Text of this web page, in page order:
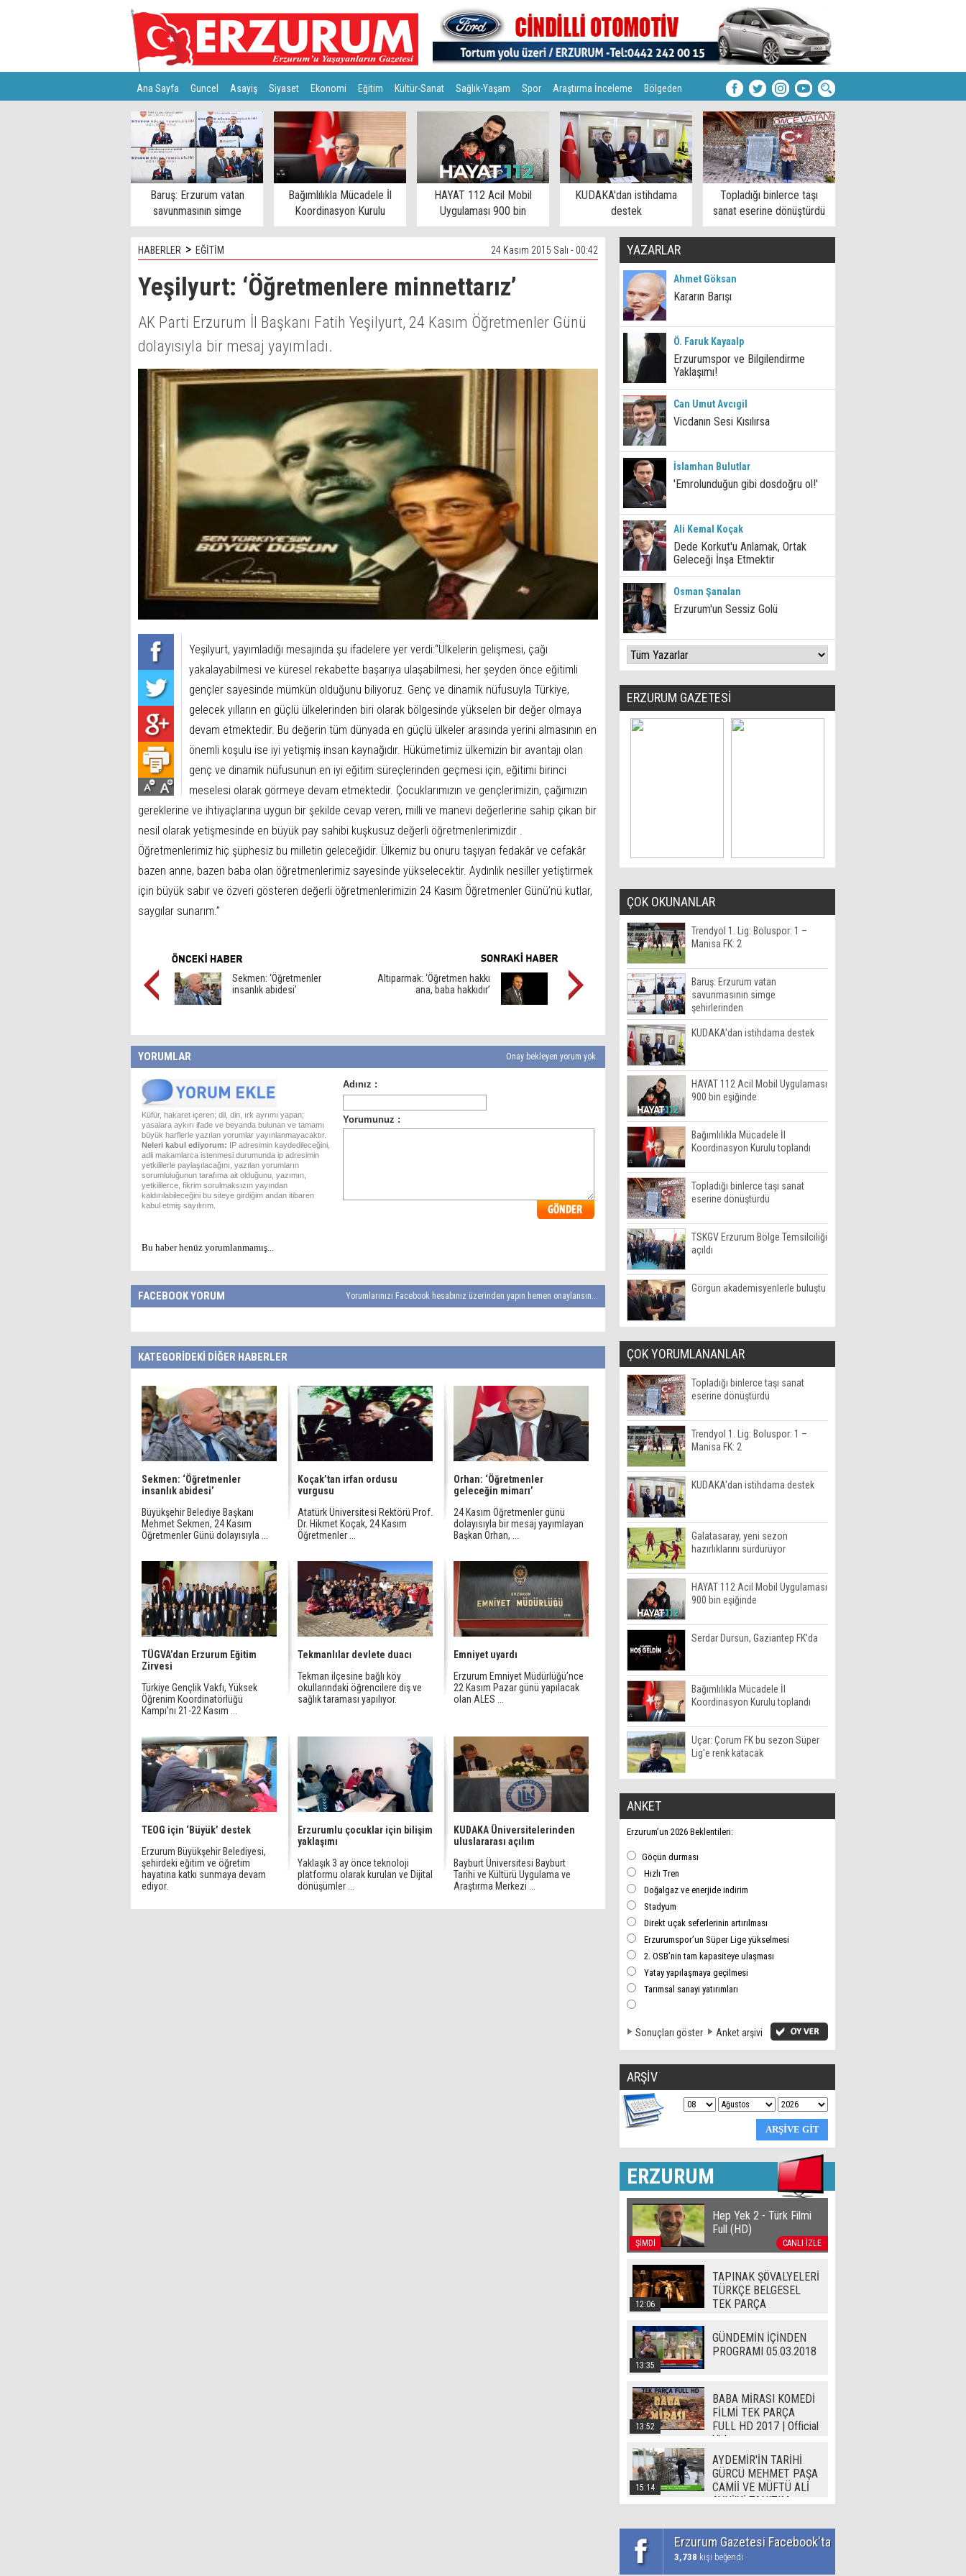
Ana Sayfa Guncel Asayiş Siyaset Ekonomi Eğitim Kültür-Sanat Sağlık-Yaşam Spor Araştırma İnceleme Bölgeden
Türkiye Teknoloji
Baruş: Erzurum vatan
savunmasının simge
şehirlerinden
Bağımlılıkla Mücadele İl
Koordinasyon Kurulu
toplandı
HAYAT 112 Acil Mobil
Uygulaması 900 bin
eşiğinde
KUDAKA'dan istihdama
destek
Topladığı binlerce taşı
sanat eserine dönüştürdü
HABERLER > EĞİTİM 24 Kasım 2015 Salı - 00:42
Yeşilyurt: ‘Öğretmenlere minnettarız’
AK Parti Erzurum İl Başkanı Fatih Yeşilyurt, 24 Kasım Öğretmenler Günü
dolayısıyla bir mesaj yayımladı.
Yeşilyurt, yayımladığı mesajında şu ifadelere yer verdi:“Ülkelerin gelişmesi, çağı
yakalayabilmesi ve küresel rekabette başarıya ulaşabilmesi, her şeyden önce eğitimli
gençler sayesinde mümkün olduğunu biliyoruz. Genç ve dinamik nüfusuyla Türkiye,
gelecek yılların en güçlü ülkelerinden biri olarak bölgesinde yükselen bir değer olmaya
devam etmektedir. Bu değerin tüm dünyada en güçlü ülkeler arasında yerini almasının en
önemli koşulu ise iyi yetişmiş insan kaynağıdır. Hükümetimiz ülkemizin bir avantajı olan
genç ve dinamik nüfusunun en iyi eğitim süreçlerinden geçmesi için, eğitimi birinci
meselesi olarak görmeye devam etmektedir. Çocuklarımızın ve gençlerimizin, çağımızın
gereklerine ve ihtiyaçlarına uygun bir şekilde cevap veren, milli ve manevi değerlerine sahip çıkan bir
nesil olarak yetişmesinde en büyük pay sahibi kuşkusuz değerli öğretmenlerimizdir .
Öğretmenlerimiz hiç şüphesiz bu milletin geleceğidir. Ülkemiz bu onuru taşıyan fedakâr ve cefakâr
bazen anne, bazen baba olan öğretmenlerimiz sayesinde yükselecektir. Aydınlık nesiller yetiştirmek
için büyük sabır ve özveri gösteren değerli öğretmenlerimizin 24 Kasım Öğretmenler Günü’nü kutlar,
saygılar sunarım.”
Sekmen: ‘Öğretmenler
insanlık abidesi’
Altıparmak: ‘Öğretmen hakkı
ana, baba hakkıdır’
YORUMLAR Onay bekleyen yorum yok.
Küfür, hakaret içeren; dil, din, ırk ayrımı yapan;
yasalara aykırı ifade ve beyanda bulunan ve tamamı
büyük harflerle yazılan yorumlar yayınlanmayacaktır.
Neleri kabul ediyorum: IP adresimin kaydedileceğini,
adli makamlarca istenmesi durumunda ip adresimin
yetkililerle paylaşılacağını, yazılan yorumların
sorumluluğunun tarafıma ait olduğunu, yazımın,
yetkililerce, fikrim sorulmaksızın yayından
kaldırılabileceğini bu siteye girdiğim andan itibaren
kabul etmiş sayılırım.
Bu haber henüz yorumlanmamış...
FACEBOOK YORUM Yorumlarınızı Facebook hesabınız üzerinden yapın hemen onaylansın...
KATEGORİDEKİ DİĞER HABERLER
Sekmen: ‘Öğretmenler
insanlık abidesi’
Büyükşehir Belediye Başkanı
Mehmet Sekmen, 24 Kasım
Öğretmenler Günü dolayısıyla ...
Koçak’tan irfan ordusu
vurgusu
Atatürk Üniversitesi Rektörü Prof.
Dr. Hikmet Koçak, 24 Kasım
Öğretmenler ...
Orhan: ‘Öğretmenler
geleceğin mimarı’
24 Kasım Öğretmenler günü
dolayısıyla bir mesaj yayımlayan
Başkan Orhan, ...
TÜGVA’dan Erzurum Eğitim
Zirvesi
Türkiye Gençlik Vakfı, Yüksek
Öğrenim Koordinatörlüğü
Kampı’nı 21-22 Kasım ...
Tekmanlılar devlete duacı
Tekman ilçesine bağlı köy
okullarındaki öğrencilere diş ve
sağlık taraması yapılıyor.
Emniyet uyardı
Erzurum Emniyet Müdürlüğü’nce
22 Kasım Pazar günü yapılacak
olan ALES ...
TEOG için ‘Büyük’ destek
Erzurum Büyükşehir Belediyesi,
şehirdeki eğitim ve öğretim
hayatına katkı sunmaya devam
ediyor.
Erzurumlu çocuklar için bilişim
yaklaşımı
Yaklaşık 3 ay önce teknoloji
platformu olarak kurulan ve Dijital
dönüşümler ...
KUDAKA Üniversitelerinden
uluslararası açılım
Bayburt Üniversitesi Bayburt
Tarihi ve Kültürü Uygulama ve
Araştırma Merkezi ...
YAZARLAR
Ahmet Göksan
Kararın Barışı
Ö. Faruk Kayaalp
Erzurumspor ve Bilgilendirme
Yaklaşımı!
Can Umut Avcıgil
Vicdanın Sesi Kısılırsa
İslamhan Bulutlar
'Emrolunduğun gibi dosdoğru ol!'
Ali Kemal Koçak
Dede Korkut'u Anlamak, Ortak
Geleceği İnşa Etmektir
Osman Şanalan
Erzurum'un Sessiz Golü
ERZURUM GAZETESİ
ÇOK OKUNANLAR
Trendyol 1. Lig: Boluspor: 1 –
Manisa FK: 2
Baruş: Erzurum vatan
savunmasının simge
şehirlerinden
KUDAKA'dan istihdama destek
HAYAT 112 Acil Mobil Uygulaması
900 bin eşiğinde
Bağımlılıkla Mücadele İl
Koordinasyon Kurulu toplandı
Topladığı binlerce taşı sanat
eserine dönüştürdü
TSKGV Erzurum Bölge Temsilciliği
açıldı
Görgün akademisyenlerle buluştu
ÇOK YORUMLANANLAR
Topladığı binlerce taşı sanat
eserine dönüştürdü
Trendyol 1. Lig: Boluspor: 1 –
Manisa FK: 2
KUDAKA'dan istihdama destek
Galatasaray, yeni sezon
hazırlıklarını sürdürüyor
HAYAT 112 Acil Mobil Uygulaması
900 bin eşiğinde
Serdar Dursun, Gaziantep FK'da
Bağımlılıkla Mücadele İl
Koordinasyon Kurulu toplandı
Uçar: Çorum FK bu sezon Süper
Lig'e renk katacak
ANKET
Erzurum’un 2026 Beklentileri:
Göçün durması
Hızlı Tren
Doğalgaz ve enerjide indirim
Stadyum
Direkt uçak seferlerinin artırılması
Erzurumspor’un Süper Lige yükselmesi
2. OSB’nin tam kapasiteye ulaşması
Yatay yapılaşmaya geçilmesi
Tarımsal sanayi yatırımları
Sonuçları göster Anket arşivi
ARŞİV
ERZURUM
ŞİMDİ CANLI İZLE
Hep Yek 2 - Türk Filmi
Full (HD)
12:06
TAPINAK ŞÖVALYELERİ
TÜRKÇE BELGESEL
TEK PARÇA
13:35
GÜNDEMİN İÇİNDEN
PROGRAMI 05.03.2018
13:52
BABA MİRASI KOMEDİ
FİLMİ TEK PARÇA
FULL HD 2017 | Official
Video
15:14
AYDEMİR'İN TARİHİ
GÜRCÜ MEHMET PAŞA
CAMİİ VE MÜFTÜ ALİ
AVNİ'Yİ TANITIM
Erzurum Gazetesi Facebook'ta
3,738 kişi beğendi